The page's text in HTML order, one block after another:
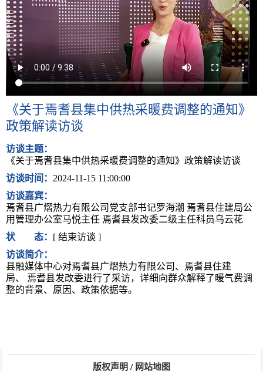
《关于焉耆县集中供热采暖费调整的通知》
政策解读访谈
访谈主题：
《关于焉耆县集中供热采暖费调整的通知》政策解读访谈
访谈时间： 2024-11-15 11:00:00
访谈嘉宾：
焉耆县广熠热力有限公司党支部书记罗海潮 焉耆县住建局公
用管理办公室马悦主任 焉耆县发改委二级主任科员乌云花
状 态： [ 结束访谈 ]
访谈简介：
县融媒体中心对焉耆县广熠热力有限公司、焉耆县住建
局、 焉耆县发改委进行了采访，详细向群众解释了暖气费调
整的背景、原因、政策依据等。
版权声明 / 网站地图